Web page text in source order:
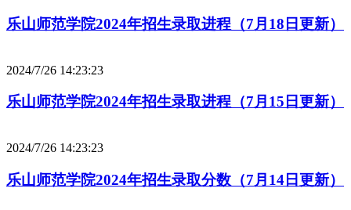
乐山师范学院2024年招生录取进程（7月18日更新）
2024/7/26 14:23:23
乐山师范学院2024年招生录取进程（7月15日更新）
2024/7/26 14:23:23
乐山师范学院2024年招生录取分数（7月14日更新）